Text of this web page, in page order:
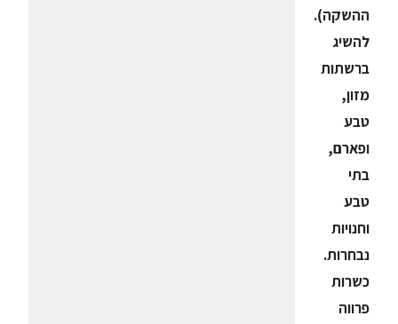
ההשקה).
להשיג
ברשתות
מזון,
טבע
ופארם,
בתי
טבע
וחנויות
נבחרות.
כשרות
פרווה